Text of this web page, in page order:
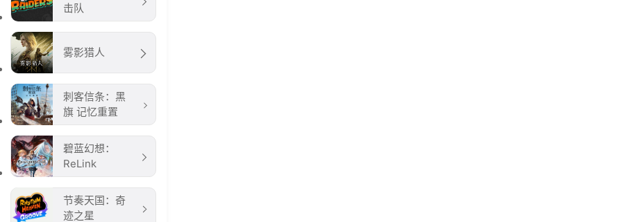
击队
雾影猎人
刺客信条：黑
旗 记忆重置
碧蓝幻想：
ReLink
节奏天国：奇
迹之星